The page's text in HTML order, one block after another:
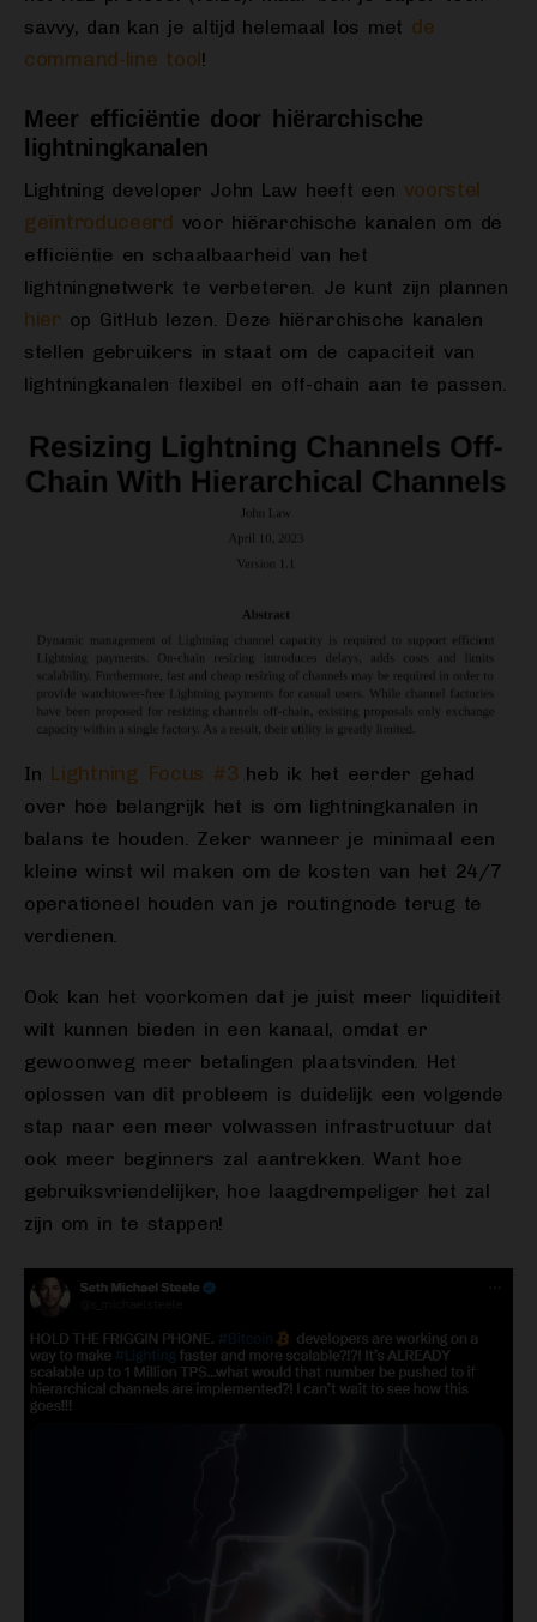
savvy, dan kan je altijd helemaal los met de
command-line tool!
Meer efficiëntie door hiërarchische
lightningkanalen
Lightning developer John Law heeft een voorstel
geïntroduceerd voor hiërarchische kanalen om de
efficiëntie en schaalbaarheid van het
lightningnetwerk te verbeteren. Je kunt zijn plannen
hierop GitHub lezen. Deze hiërarchische kanalen
stellen gebruikers in staat om de capaciteit van
lightningkanalen flexibel en off-chain aan te passen.
In Lightning Focus #3heb ik het eerder gehad
over hoe belangrijk het is om lightningkanalen in
balans te houden. Zeker wanneer je minimaal een
kleine winst wil maken om de kosten van het 24/7
operationeel houden van je routingnode terug te
verdienen.
Ook kan het voorkomen dat je juist meer liquiditeit
wilt kunnen bieden in een kanaal, omdat er
gewoonweg meer betalingen plaatsvinden. Het
oplossen van dit probleem is duidelijk een volgende
stap naar een meer volwassen infrastructuur dat
ook meer beginners zal aantrekken. Want hoe
gebruiksvriendelijker, hoe laagdrempeliger het zal
zijn om in te stappen!